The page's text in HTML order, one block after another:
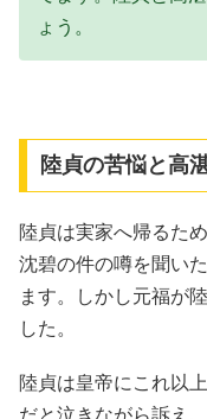
ょう。
陸貞の苦悩と高
陸貞は実家へ帰るた
沈碧の件の噂を聞い
ます。しかし元福が
した。
陸貞は皇帝にこれ以
だと泣きながら訴え